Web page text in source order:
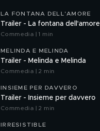
LA FONTANA DELL'AMORE
Trailer - La fontana dell'amore
Commedia | 1 min
MELINDA E MELINDA
Trailer - Melinda e Melinda
Commedia | 2 min
INSIEME PER DAVVERO
Trailer - Insieme per davvero
Commedia | 2 min
IRRESISTIBLE